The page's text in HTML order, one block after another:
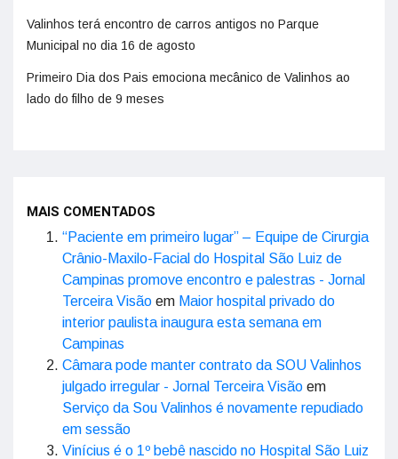
Valinhos terá encontro de carros antigos no Parque
Municipal no dia 16 de agosto
Primeiro Dia dos Pais emociona mecânico de Valinhos ao
lado do filho de 9 meses
MAIS COMENTADOS
“Paciente em primeiro lugar” – Equipe de Cirurgia
Crânio-Maxilo-Facial do Hospital São Luiz de
Campinas promove encontro e palestras - Jornal
Terceira Visão em Maior hospital privado do
interior paulista inaugura esta semana em
Campinas
Câmara pode manter contrato da SOU Valinhos
julgado irregular - Jornal Terceira Visão em
Serviço da Sou Valinhos é novamente repudiado
em sessão
Vinícius é o 1º bebê nascido no Hospital São Luiz